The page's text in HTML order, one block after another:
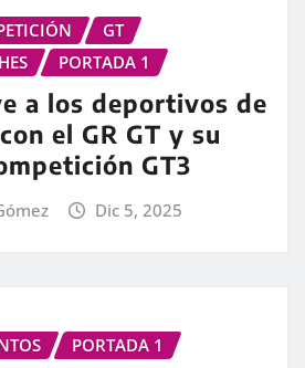
GT
PORTADA 1
a los deportivos de
el GR GT y su
GT3
Dic 5, 2025
PORTADA 1